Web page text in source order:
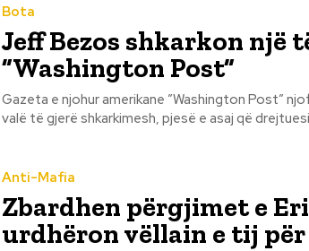
Bota
Jeff Bezos shkarkon një
”Washington Post”
Gazeta e njohur amerikane ”Washington Post”
valë të gjerë shkarkimesh, pjesë e asaj që
Anti-Mafia
Zbardhen përgjimet e
urdhëron vëllain e tij